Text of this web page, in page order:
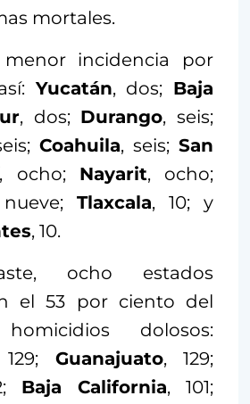
mortales.
incidencia por
Yucatán, dos; Baja
, dos; Durango, seis;
Coahuila, seis; San
, ocho; Nayarit, ocho;
Tlaxcala, 10; y
, 10.
ocho estados
el 53 por ciento del
dolosos:
Guanajuato, 129;
Baja California, 101;